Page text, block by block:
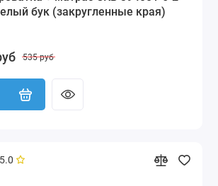
бук (закругленные края)
535 руб
5.0